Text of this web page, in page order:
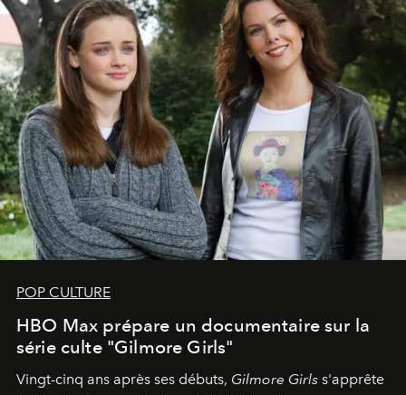
POP CULTURE
HBO Max prépare un documentaire sur la
série culte "Gilmore Girls"
Vingt-cinq ans après ses débuts, Gilmore Girls s'apprête